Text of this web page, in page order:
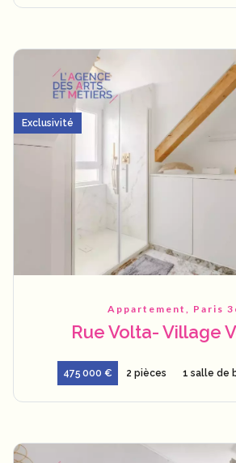
Appartement, Paris
Rue Volta- Village
475 000 € 2 pièces 1 salle de
Exclusivité